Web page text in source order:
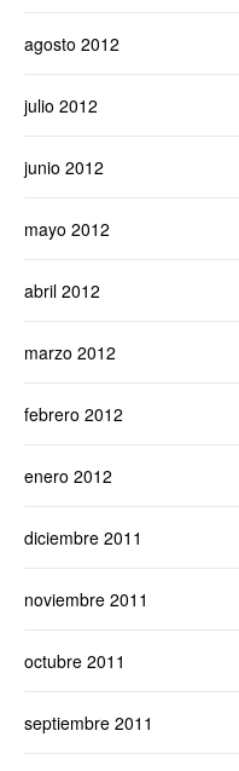
agosto 2012
julio 2012
junio 2012
mayo 2012
abril 2012
marzo 2012
febrero 2012
enero 2012
diciembre 2011
noviembre 2011
octubre 2011
septiembre 2011